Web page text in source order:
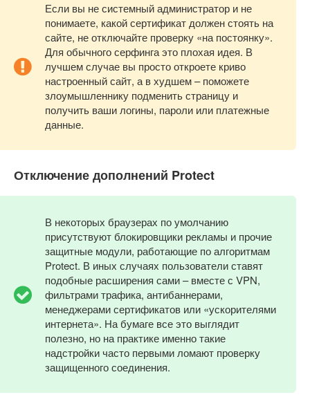
Если вы не системный администратор и не
понимаете, какой сертификат должен стоять на
сайте, не отключайте проверку «на постоянку».
Для обычного серфинга это плохая идея. В
лучшем случае вы просто откроете криво
настроенный сайт, а в худшем – поможете
злоумышленнику подменить страницу и
получить ваши логины, пароли или платежные
данные.
Отключение дополнений Protect
В некоторых браузерах по умолчанию
присутствуют блокировщики рекламы и прочие
защитные модули, работающие по алгоритмам
Protect. В иных случаях пользователи ставят
подобные расширения сами – вместе с VPN,
фильтрами трафика, антибаннерами,
менеджерами сертификатов или «ускорителями
интернета». На бумаге все это выглядит
полезно, но на практике именно такие
надстройки часто первыми ломают проверку
защищенного соединения.